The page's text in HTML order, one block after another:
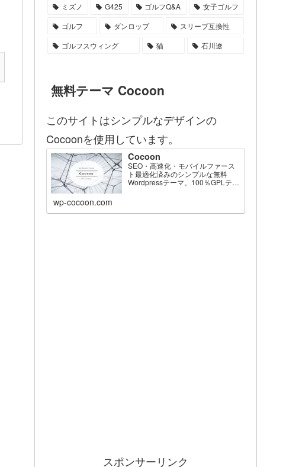
ミズノ
G425 ゴルフQ&A
女子ゴルフ
ゴルフ
ダンロップ
スリーブ互換性
ゴルフスウィング
猫 石川遼
無料テーマ Cocoon
このサイトはシンプルなデザインの
Cocoonを使用しています。
Cocoon
SEO・高速化・モバイルファース
ト最適化済みのシンプルな無料
Wordpressテーマ。100％GPLテー
wp-cocoon.com
スポンサーリンク